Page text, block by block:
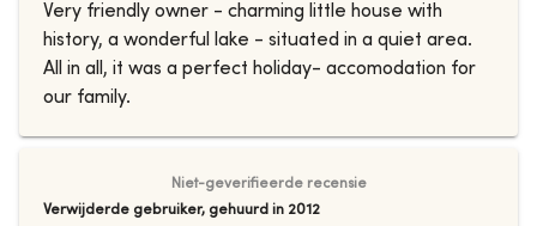
Very friendly owner - charming little house with
history, a wonderful lake - situated in a quiet area.
All in all, it was a perfect holiday- accomodation for
our family.
Niet-geverifieerde recensie
Verwijderde gebruiker, gehuurd in 2012